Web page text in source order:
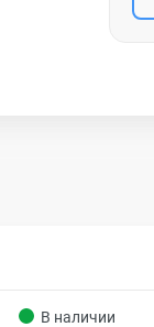
В наличии